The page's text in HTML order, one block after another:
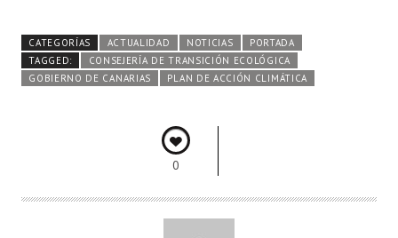
b
o
o
itt
er
ts
A
p
e
dI
n
m
pa
rti
CATEGORÍAS ACTUALIDAD NOTICIAS
PORTADA
TAGGED:
CONSEJERÍA DE TRANSICIÓN ECOLÓGICA
GOBIERNO DE CANARIAS
PLAN DE ACCIÓN CLIMÁTICA
0